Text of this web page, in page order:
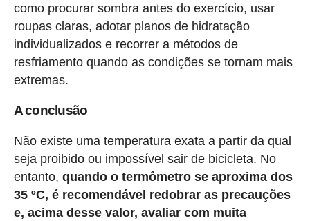
como procurar sombra antes do exercício, usar
roupas claras, adotar planos de hidratação
individualizados e recorrer a métodos de
resfriamento quando as condições se tornam mais
extremas.
A conclusão
Não existe uma temperatura exata a partir da qual
seja proibido ou impossível sair de bicicleta. No
entanto, quando o termômetro se aproxima dos
35 ºC, é recomendável redobrar as precauções
e, acima desse valor, avaliar com muita